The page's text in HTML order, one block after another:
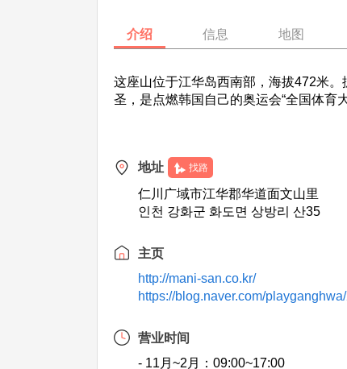
介绍 信息 地图
这座山位于江华岛西南部，海拔472米
圣，是点燃韩国自己的奥运会“全国体育
地址 找路
仁川广域市江华郡华道面文山里
인천 강화군 화도면 상방리 산35
主页
http://mani-san.co.kr/
https://blog.naver.com/
营业时间
- 11月~2月：09:00~17:00